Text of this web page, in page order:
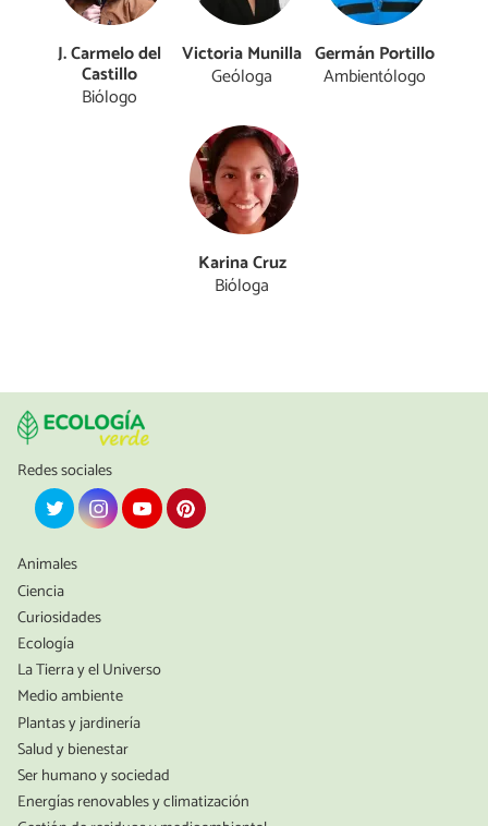
J. Carmelo del
Castillo
Biólogo
Victoria Munilla
Geóloga
Germán Portillo
Ambientólogo
Karina Cruz
Bióloga
Redes sociales
Animales
Ciencia
Curiosidades
Ecología
La Tierra y el Universo
Medio ambiente
Plantas y jardinería
Salud y bienestar
Ser humano y sociedad
Energías renovables y climatización